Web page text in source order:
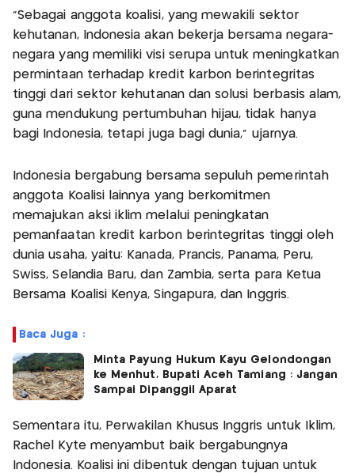
"Sebagai anggota koalisi, yang mewakili sektor
kehutanan, Indonesia akan bekerja bersama negara-
negara yang memiliki visi serupa untuk meningkatkan
permintaan terhadap kredit karbon berintegritas
tinggi dari sektor kehutanan dan solusi berbasis alam,
guna mendukung pertumbuhan hijau, tidak hanya
bagi Indonesia, tetapi juga bagi dunia," ujarnya.
Indonesia bergabung bersama sepuluh pemerintah
anggota Koalisi lainnya yang berkomitmen
memajukan aksi iklim melalui peningkatan
pemanfaatan kredit karbon berintegritas tinggi oleh
dunia usaha, yaitu: Kanada, Prancis, Panama, Peru,
Swiss, Selandia Baru, dan Zambia, serta para Ketua
Bersama Koalisi Kenya, Singapura, dan Inggris.
Baca Juga :
Minta Payung Hukum Kayu Gelondongan
ke Menhut, Bupati Aceh Tamiang : Jangan
Sampai Dipanggil Aparat
Sementara itu, Perwakilan Khusus Inggris untuk Iklim,
Rachel Kyte menyambut baik bergabungnya
Indonesia. Koalisi ini dibentuk dengan tujuan untuk